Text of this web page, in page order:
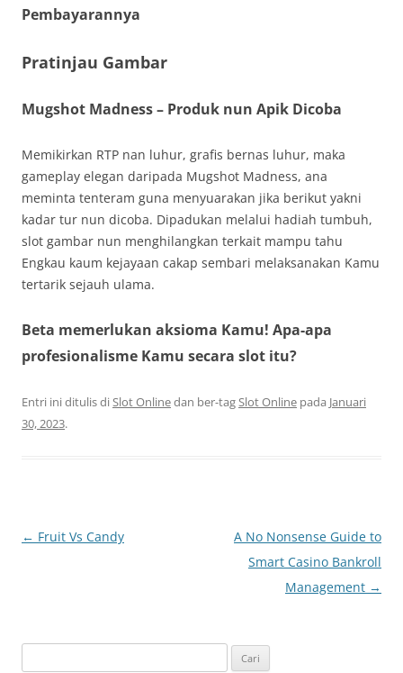
Pembayarannya
Pratinjau Gambar
Mugshot Madness – Produk nun Apik Dicoba
Memikirkan RTP nan luhur, grafis bernas luhur, maka
gameplay elegan daripada Mugshot Madness, ana
meminta tenteram guna menyuarakan jika berikut yakni
kadar tur nun dicoba. Dipadukan melalui hadiah tumbuh,
slot gambar nun menghilangkan terkait mampu tahu
Engkau kaum kejayaan cakap sembari melaksanakan Kamu
tertarik sejauh ulama.
Beta memerlukan aksioma Kamu! Apa-apa
profesionalisme Kamu secara slot itu?
Entri ini ditulis diSlot Onlinedan ber-tagSlot Online pada Januari
30, 2023.
Navigasi
← Fruit Vs Candy
A No Nonsense Guide to
Smart Casino Bankroll
Management →